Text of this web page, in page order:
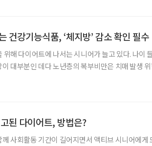
건강기능식품, ‘체지방’ 감소 확인 필수
위해 다이어트에 나서는 시니어가 늘고 있다. 나이
대부분인 데다 노년층의 복부비만은 치매 발생
된 다이어트, 방법은?
사회활동 기간이 길어지면서 액티브 시니어에게